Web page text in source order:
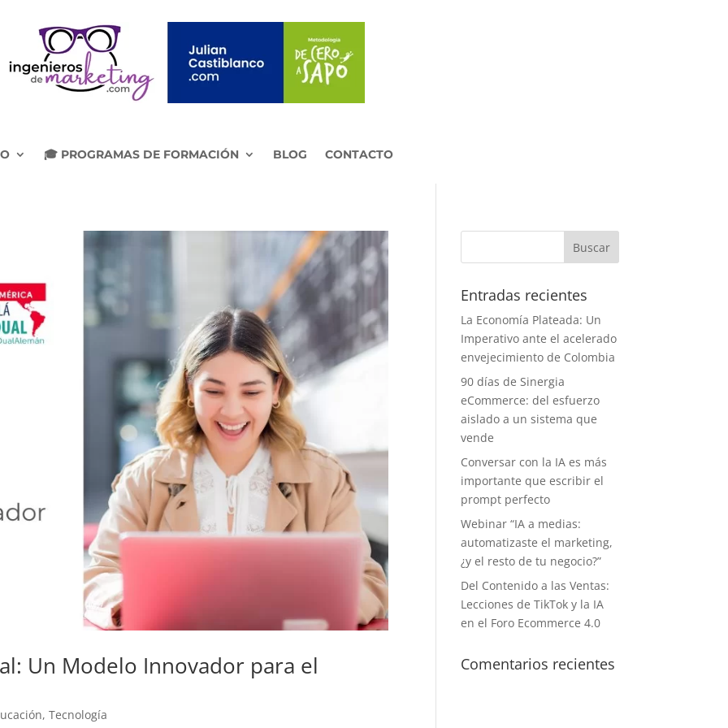
🎓 PROGRAMAS DE FORMACIÓN BLOG CONTACTO
Un Modelo Innovador para el
,Tecnología
Entradas recientes
La Economía Plateada: Un
Imperativo ante el acelerado
envejecimiento de Colombia
90 días de Sinergia
eCommerce: del esfuerzo
aislado a un sistema que
vende
Conversar con la IA es más
importante que escribir el
prompt perfecto
Webinar “IA a medias:
automatizaste el marketing,
¿y el resto de tu negocio?”
Del Contenido a las Ventas:
Lecciones de TikTok y la IA
en el Foro Ecommerce 4.0
Comentarios recientes